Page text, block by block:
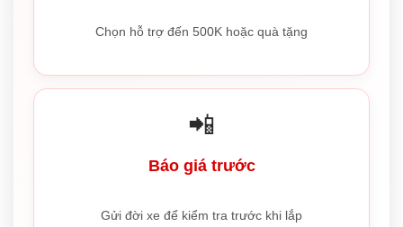
Chọn hỗ trợ đến 500K hoặc quà tặng
📲
Báo giá trước
Gửi đời xe để kiểm tra trước khi lắp